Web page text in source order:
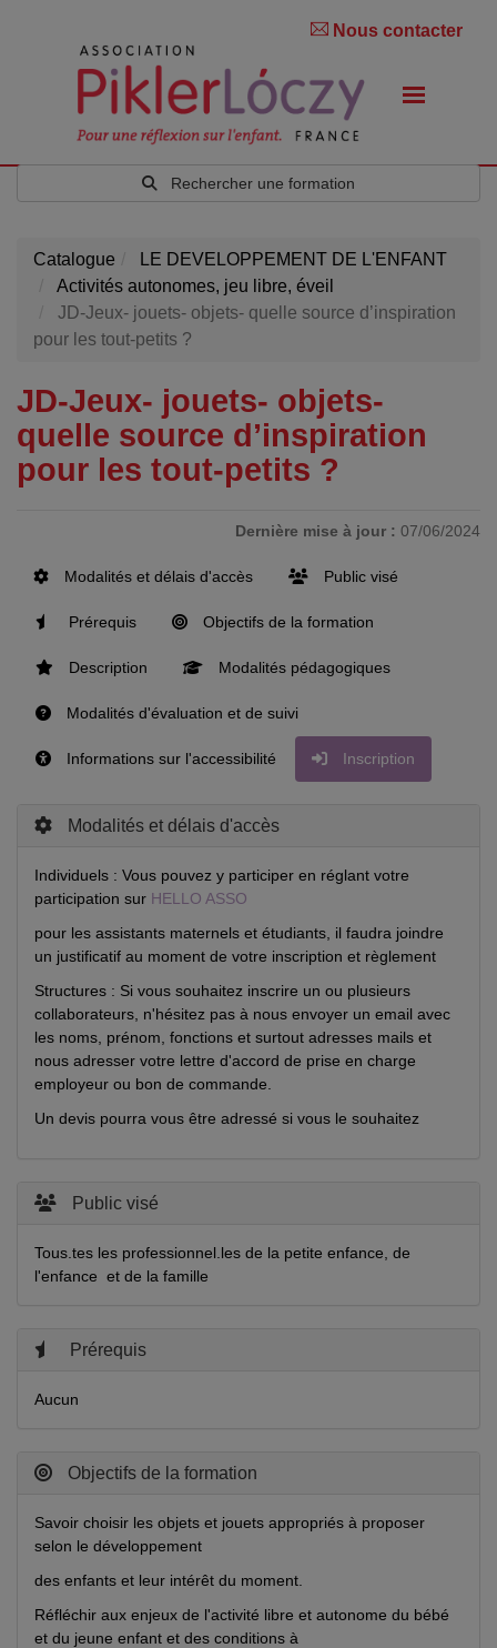
Nous contacter
Rechercher une formation
Catalogue
LE DEVELOPPEMENT DE L'ENFANT
Activités autonomes, jeu libre, éveil
JD-Jeux- jouets- objets- quelle source d’inspiration
pour les tout-petits ?
JD-Jeux- jouets- objets-
quelle source d’inspiration
pour les tout-petits ?
Dernière mise à jour : 07/06/2024
Modalités et délais d'accès Public visé
Prérequis Objectifs de la formation
Description Modalités pédagogiques
Modalités d'évaluation et de suivi
Informations sur l'accessibilité Inscription
Modalités et délais d'accès
Individuels : Vous pouvez y participer en réglant votre
participation sur HELLO ASSO
pour les assistants maternels et étudiants, il faudra joindre
un justificatif au moment de votre inscription et règlement
Structures : Si vous souhaitez inscrire un ou plusieurs
collaborateurs, n'hésitez pas à nous envoyer un email avec
les noms, prénom, fonctions et surtout adresses mails et
nous adresser votre lettre d'accord de prise en charge
employeur ou bon de commande.
Un devis pourra vous être adressé si vous le souhaitez
Public visé
Tous.tes les professionnel.les de la petite enfance, de
l'enfance et de la famille
Prérequis
Aucun
Objectifs de la formation
Savoir choisir les objets et jouets appropriés à proposer
selon le développement
des enfants et leur intérêt du moment.
Réfléchir aux enjeux de l'activité libre et autonome du bébé
et du jeune enfant et des conditions à